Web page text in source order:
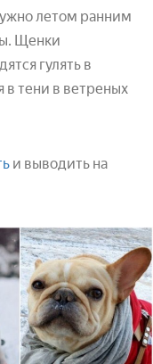
летом ранним
Щенки
гулять в
тени в ветреных
и выводить на